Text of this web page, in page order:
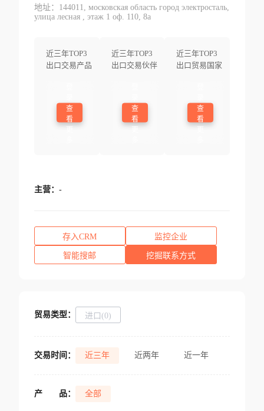
地址：144011, московская область город электросталь,
улица лесная , этаж 1 оф. 110, 8а
近三年TOP3
出口交易产品
查
看
近三年TOP3
出口交易伙伴
查
看
近三年TOP3
出口贸易国家
查
看
主营： -
存入CRM 监控企业
智能搜邮 挖掘联系方式
贸易类型： 进口(0)
交易时间： 近三年 近两年 近一年
产 品： 全部